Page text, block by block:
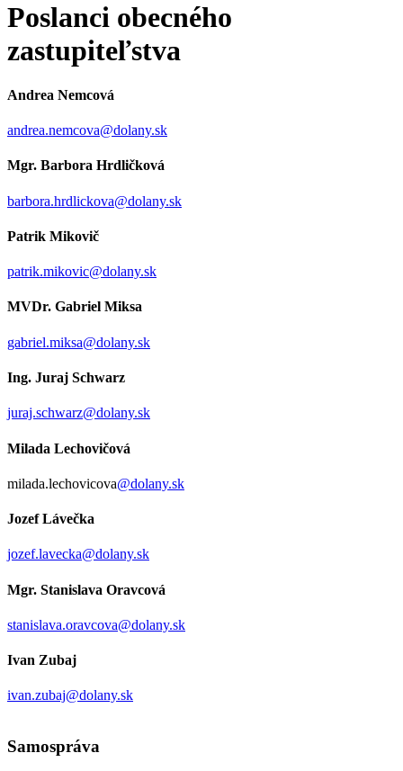
Poslanci obecného
zastupiteľstva
Andrea Nemcová
andrea.nemcova@dolany.sk
Mgr. Barbora Hrdličková
barbora.hrdlickova@dolany.sk
Patrik Mikovič
patrik.mikovic@dolany.sk
MVDr. Gabriel Miksa
gabriel.miksa@dolany.sk
Ing. Juraj Schwarz
juraj.schwarz@dolany.sk
Milada Lechovičová
milada.lechovicova@dolany.sk
Jozef Lávečka
jozef.lavecka@dolany.sk
Mgr. Stanislava Oravcová
stanislava.oravcova@dolany.sk
Ivan Zubaj
ivan.zubaj@dolany.sk
Samospráva